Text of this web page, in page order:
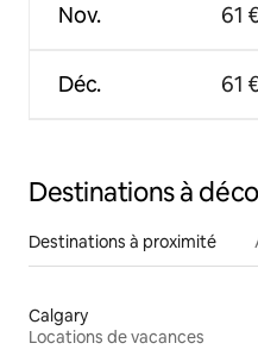
Nov.
Déc.
61
61
Destinations à
Destinations à proximité
Calgary
Locations de vacances